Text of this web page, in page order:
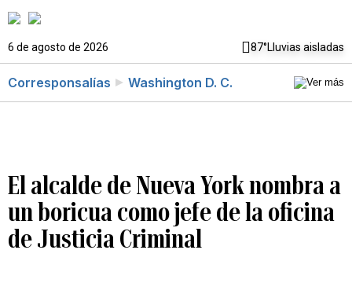
6 de agosto de 2026 87°Lluvias aisladas
Corresponsalías Washington D. C.
El alcalde de Nueva York nombra a
un boricua como jefe de la oficina
de Justicia Criminal